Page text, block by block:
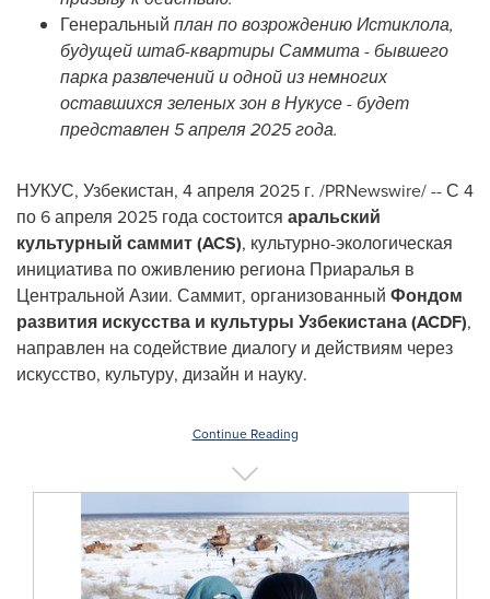
Генеральный план по возрождению Истиклола,
будущей штаб-квартиры Саммита - бывшего
парка развлечений и одной из немногих
оставшихся зеленых зон в Нукусе - будет
представлен 5 апреля 2025 года.
НУКУС, Узбекистан, 4 апреля 2025 г. /PRNewswire/ -- С 4
по 6 апреля 2025 года состоится аральский
культурный саммит (ACS), культурно-экологическая
инициатива по оживлению региона Приаралья в
Центральной Азии. Саммит, организованный Фондом
развития искусства и культуры Узбекистана (ACDF),
направлен на содействие диалогу и действиям через
искусство, культуру, дизайн и науку.
Continue Reading